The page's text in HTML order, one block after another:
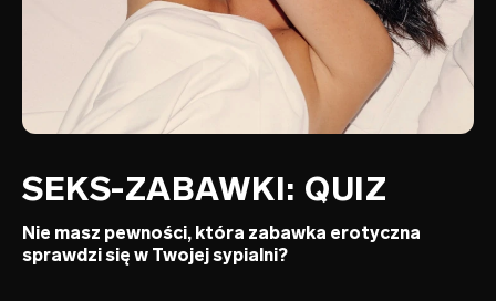
SEKS-ZABAWKI: QUIZ
Nie masz pewności, która zabawka erotyczna
sprawdzi się w Twojej sypialni?